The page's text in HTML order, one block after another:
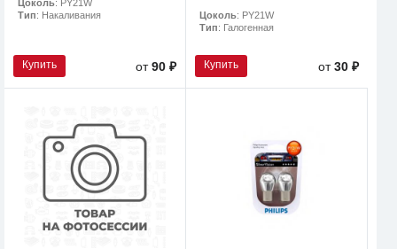
Цоколь: PY21W
Тип: Накаливания
Купить от90 ₽
Цоколь: PY21W
Тип: Галогенная
Купить от30 ₽